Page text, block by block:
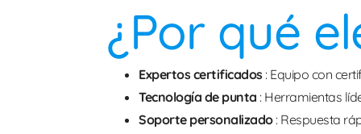
¿Por qué
Expertos certificados : Equipo con
Tecnología de punta : Herramientas
Soporte personalizado : Respuesta